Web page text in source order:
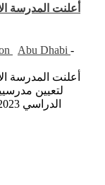
أعلنت المدرسة
Abu Dhabi -
أعلنت المدرسة
لتعيين